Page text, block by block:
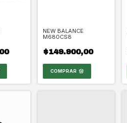
NEW BALANCE
M680CS8
$149.900,00
COMPRAR